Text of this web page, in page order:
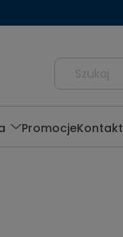
PromocjeKontakt